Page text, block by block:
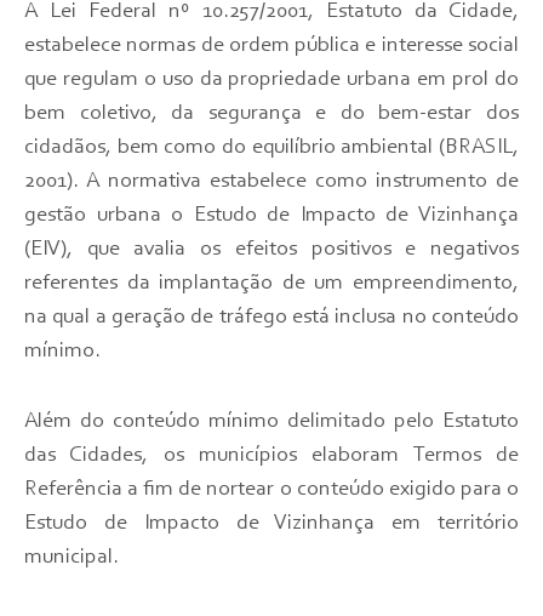
A Lei Federal nº 10.257/2001, Estatuto da Cidade,
estabelece normas de ordem pública e interesse social
que regulam o uso da propriedade urbana em prol do
bem coletivo, da segurança e do bem-estar dos
cidadãos, bem como do equilíbrio ambiental (BRASIL,
2001). A normativa estabelece como instrumento de
gestão urbana o Estudo de Impacto de Vizinhança
(EIV), que avalia os efeitos positivos e negativos
referentes da implantação de um empreendimento,
na qual a geração de tráfego está inclusa no conteúdo
mínimo.
Além do conteúdo mínimo delimitado pelo Estatuto
das Cidades, os municípios elaboram Termos de
Referência a fim de nortear o conteúdo exigido para o
Estudo de Impacto de Vizinhança em território
municipal.